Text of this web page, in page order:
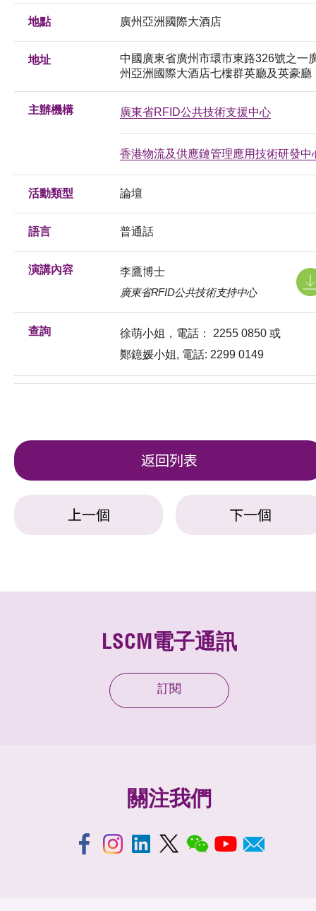
地點 廣州亞洲國際大酒店
地址
中國廣東省廣州市環市東路326號之一
州亞洲國際大酒店七樓群英廳及英豪廳
主辦機構 廣東省RFID公共技術支援中心
香港物流及供應鏈管理應用技術研發中
活動類型 論壇
語言 普通話
演講內容
李鷹博士
廣東省RFID公共技術支持中心
查詢
徐萌小姐，電話： 2255 0850 或
鄭鐿媛小姐, 電話: 2299 0149
返回列表
上一個 下一個
LSCM電子通訊
訂閱
關注我們